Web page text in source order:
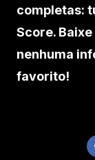
completas:
Score.
nenhuma
favorito!